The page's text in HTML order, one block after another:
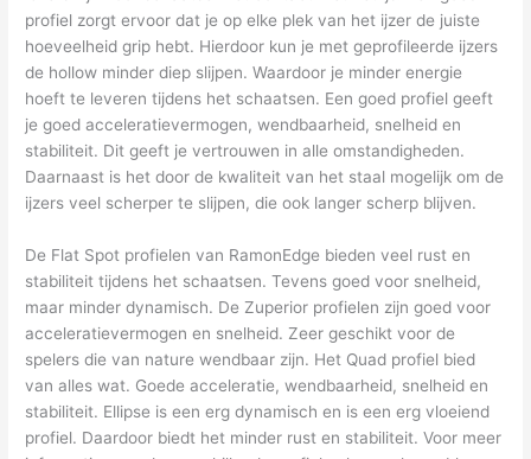
profiel zorgt ervoor dat je op elke plek van het ijzer de juiste
hoeveelheid grip hebt. Hierdoor kun je met geprofileerde ijzers
de hollow minder diep slijpen. Waardoor je minder energie
hoeft te leveren tijdens het schaatsen. Een goed profiel geeft
je goed acceleratievermogen, wendbaarheid, snelheid en
stabiliteit. Dit geeft je vertrouwen in alle omstandigheden.
Daarnaast is het door de kwaliteit van het staal mogelijk om de
ijzers veel scherper te slijpen, die ook langer scherp blijven.
De Flat Spot profielen van RamonEdge bieden veel rust en
stabiliteit tijdens het schaatsen. Tevens goed voor snelheid,
maar minder dynamisch. De Zuperior profielen zijn goed voor
acceleratievermogen en snelheid. Zeer geschikt voor de
spelers die van nature wendbaar zijn. Het Quad profiel bied
van alles wat. Goede acceleratie, wendbaarheid, snelheid en
stabiliteit. Ellipse is een erg dynamisch en is een erg vloeiend
profiel. Daardoor biedt het minder rust en stabiliteit. Voor meer